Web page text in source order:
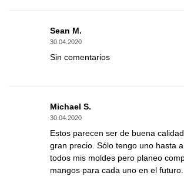
Sean M.
30.04.2020
Sin comentarios
Michael S.
30.04.2020
Estos parecen ser de buena
gran precio. Sólo tengo uno hasta
todos mis moldes pero planeo
mangos para cada uno en el futuro.